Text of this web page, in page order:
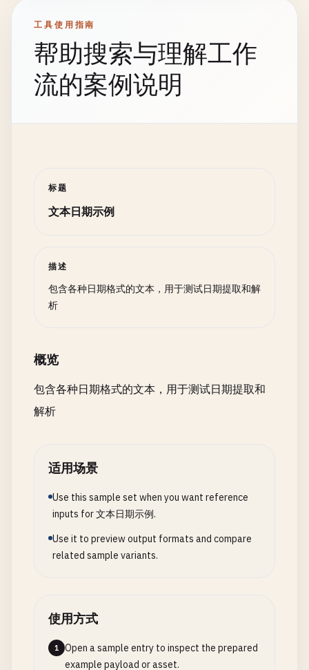
工具使用指南
帮助搜索与理解工作
流的案例说明
标题
文本日期示例
描述
包含各种日期格式的文本，用于测试日期提取和解
析
概览
包含各种日期格式的文本，用于测试日期提取和
解析
适用场景
Use this sample set when you want reference
inputs for 文本日期示例.
Use it to preview output formats and compare
related sample variants.
使用方式
1
Open a sample entry to inspect the prepared
example payload or asset.